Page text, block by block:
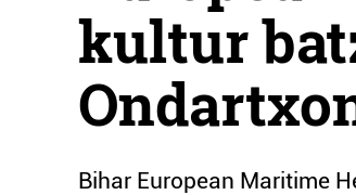
kultur
Bihar European Maritime